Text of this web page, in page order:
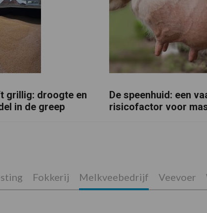
grillig: droogte en
in de greep
De speenhuid: een
risicofactor voor
Fokkerij Melkveebedrijf Veevoer